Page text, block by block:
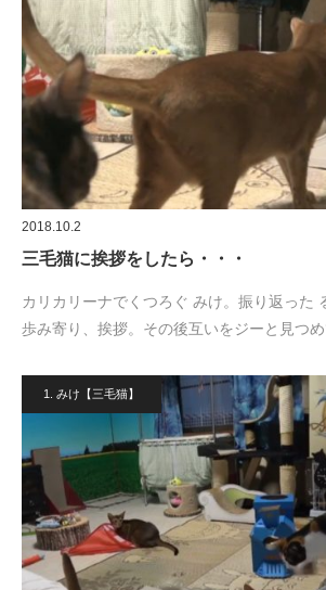
2018.10.2
三毛猫に挨拶をしたら・・・
カリカリーナでくつろぐ みけ。振り返った
歩み寄り、挨拶。その後互いをジーと見つ
1. みけ【三毛猫】